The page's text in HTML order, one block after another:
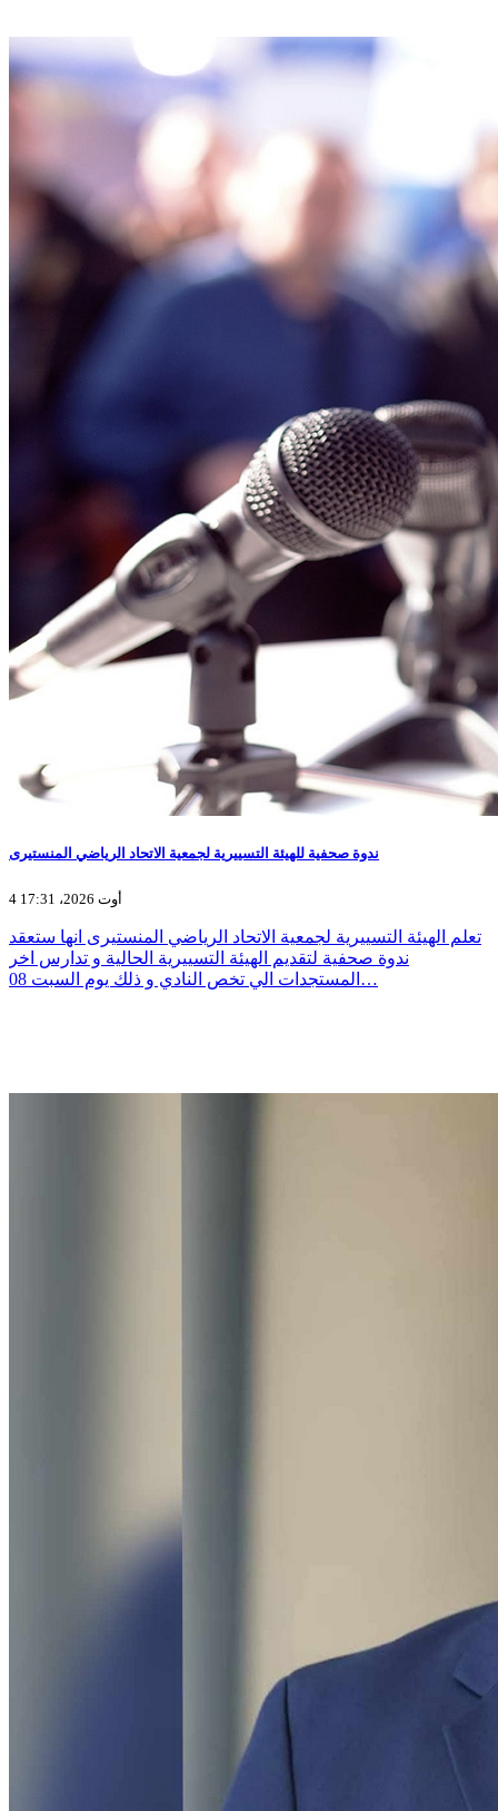
ندوة صحفية للهيئة التسييرية لجمعية الاتحاد الرياضي المنستيرى
4 أوت 2026، 17:31
تعلم الهيئة التسييرية لجمعية الاتحاد الرياضي المنستيرى انها ستعقد
ندوة صحفية لتقديم الهيئة التسييرية الحالية و تدارس اخر
المستجدات الي تخص النادي و ذلك يوم السبت 08…